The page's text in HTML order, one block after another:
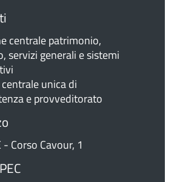
centrale patrimonio,
servizi generali e sistemi
unica di
e provveditorato
- Corso Cavour, 1